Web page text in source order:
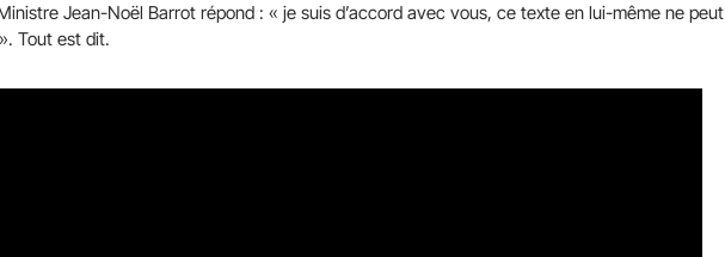
Jean-Noël Barrot répond : « je suis d’accord avec vous, ce texte en lui-même ne peut
Tout est dit.